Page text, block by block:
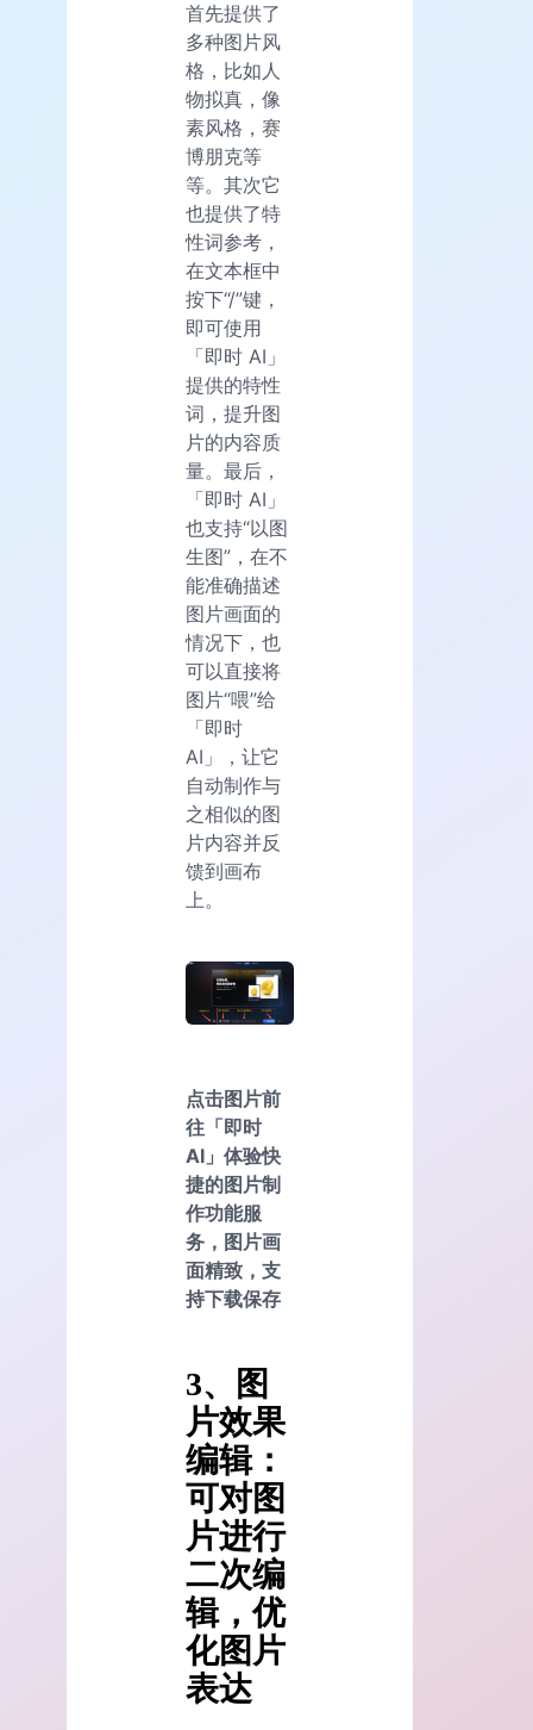
首先提供了
多种图片风
格，比如人
物拟真，像
素风格，赛
博朋克等
等。其次它
也提供了特
性词参考，
在文本框中
按下“/”键，
即可使用
「即时 AI」
提供的特性
词，提升图
片的内容质
量。最后，
「即时 AI」
也支持“以图
生图”，在不
能准确描述
图片画面的
情况下，也
可以直接将
图片“喂”给
「即时
AI」，让它
自动制作与
之相似的图
片内容并反
馈到画布
上。
点击图片前
往「即时
AI」体验快
捷的图片制
作功能服
务，图片画
面精致，支
持下载保存
3、图
片效果
编辑：
可对图
片进行
二次编
辑，优
化图片
表达